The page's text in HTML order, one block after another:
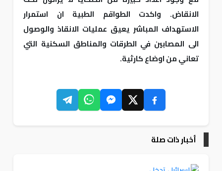
الانقاض. واكدت الطواقم الطبية ان استمرار
الاستهداف المباشر يعيق عمليات الانقاذ والوصول
الى المصابين في الطرقات والمناطق السكنية التي
تعاني من اوضاع كارثية.
أخبار ذات صلة